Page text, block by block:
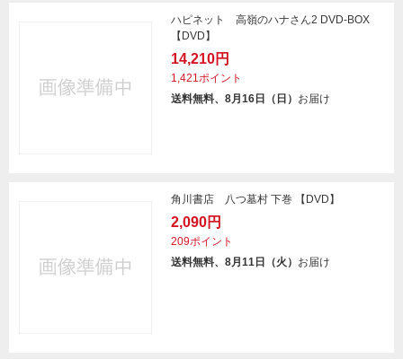
ハピネット 高嶺のハナさん2 DVD-BOX
【DVD】
14,210円
1,421ポイント
送料無料、8月16日（日） お届け
角川書店 八つ墓村 下巻 【DVD】
2,090円
209ポイント
送料無料、8月11日（火） お届け